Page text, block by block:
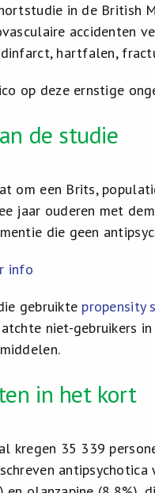
in de British
accidenten
hartfalen,
op deze ernstige
de studie
om een Brits,
jaar ouderen met
die geen
info
gebruikte propensity
niet-gebruikers
in het kort
kregen 35 339